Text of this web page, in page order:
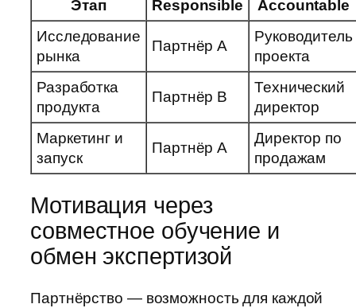
Этап Responsible
Accountable
Исследование
рынка
Партнёр A
Руководитель
проекта
Разработка
продукта
Партнёр B
Технический
директор
Маркетинг и
запуск
Партнёр A
Директор по
продажам
Мотивация через
совместное обучение и
обмен экспертизой
Партнёрство — возможность для каждой